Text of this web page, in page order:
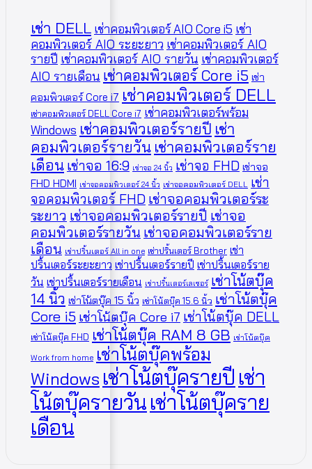
เช่า DELL เช่าคอมพิวเตอร์ AIO Core i5 เช่า
คอมพิวเตอร์ AIO ระยะยาว เช่าคอมพิวเตอร์ AIO
รายปี เช่าคอมพิวเตอร์ AIO รายวัน เช่าคอมพิวเตอร์
AIO รายเดือน เช่าคอมพิวเตอร์ Core i5 เช่า
คอมพิวเตอร์ Core i7 เช่าคอมพิวเตอร์ DELL
เช่าคอมพิวเตอร์ DELL Core i7 เช่าคอมพิวเตอร์พร้อม
Windows เช่าคอมพิวเตอร์รายปี เช่า
คอมพิวเตอร์รายวัน เช่าคอมพิวเตอร์ราย
เดือน เช่าจอ 16:9 เช่าจอ 24 นิ้ว เช่าจอ FHD เช่าจอ
FHD HDMI เช่าจอคอมพิวเตอร์ 24 นิ้ว เช่าจอคอมพิวเตอร์ DELL
เช่า
จอคอมพิวเตอร์ FHD เช่าจอคอมพิวเตอร์ระ
ระยาว เช่าจอคอมพิวเตอร์รายปี เช่าจอ
คอมพิวเตอร์รายวัน เช่าจอคอมพิวเตอร์ราย
เดือน เช่าปริ้นเตอร์ All in one เช่าปริ้นเตอร์ Brother เช่า
ปริ้นเตอร์ระยะยาว เช่าปริ้นเตอร์รายปี เช่าปริ้นเตอร์ราย
วัน เช่าปริ้นเตอร์รายเดือน เช่าปริ้นเตอร์เลเซอร์ เช่าโน้ตบุ๊ค
14 นิ้ว เช่าโน้ตบุ๊ค 15 นิ้ว เช่าโน้ตบุ๊ค 15.6 นิ้ว เช่าโน้ตบุ๊ค
Core i5 เช่าโน้ตบุ๊ค Core i7 เช่าโน้ตบุ๊ค DELL
เช่าโน้ตบุ๊ค FHD เช่าโน้ตบุ๊ค RAM 8 GB เช่าโน้ตบุ๊ค
Work from home เช่าโน้ตบุ๊คพร้อม
Windows เช่าโน้ตบุ๊ครายปี เช่า
โน้ตบุ๊ครายวันเช่าโน้ตบุ๊คราย
เดือน